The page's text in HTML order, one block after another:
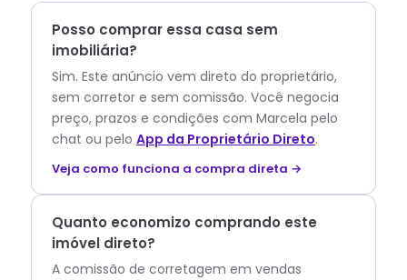
Posso comprar essa casa sem
imobiliária?
Sim. Este anúncio vem direto do proprietário,
sem corretor e sem comissão. Você negocia
preço, prazos e condições com Marcela pelo
chat ou pelo App da Proprietário Direto.
Veja como funciona a compra direta →
Quanto economizo comprando este
imóvel direto?
A comissão de corretagem em vendas